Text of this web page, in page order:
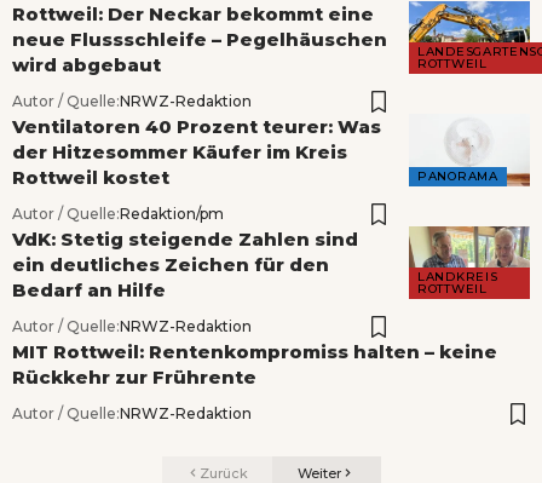
ROTTWEIL
Rottweil: Der Neckar bekommt eine
neue Flussschleife – Pegelhäuschen
wird abgebaut
Autor / Quelle:NRWZ-Redaktion
PANORAMA
Ventilatoren 40 Prozent teurer: Was
der Hitzesommer Käufer im Kreis
Rottweil kostet
Autor / Quelle:Redaktion/pm
LANDKREIS
ROTTWEIL
VdK: Stetig steigende Zahlen sind
ein deutliches Zeichen für den
Bedarf an Hilfe
Autor / Quelle:NRWZ-Redaktion
MIT Rottweil: Rentenkompromiss halten – keine
Rückkehr zur Frührente
Autor / Quelle:NRWZ-Redaktion
Zurück Weiter